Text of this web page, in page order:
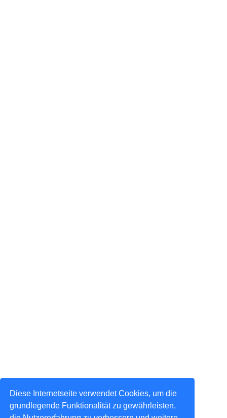
Diese Internetseite verwendet Cookies, um die
grundlegende Funktionalität zu gewährleisten,